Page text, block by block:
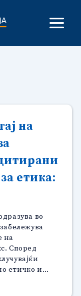
на
етика:
во
на
Според
етичко и…